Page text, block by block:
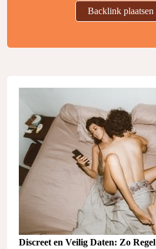
Backlink plaatsen
Discreet en Veilig Daten: Zo